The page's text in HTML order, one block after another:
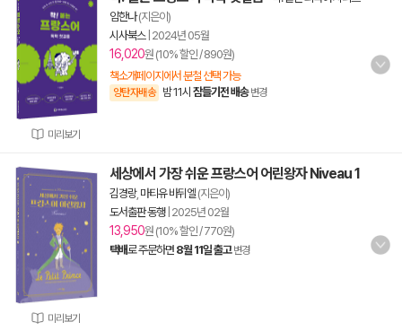
미리보기
임한나(지은이)
시사북스| 2024년 05월
16,020원 (10% 할인 / 890원)
책소개페이지에서 분철 선택 가능
양탄자배송 밤 11시 잠들기전 배송 변경
미리보기
세상에서 가장 쉬운 프랑스어 어린왕자 Niveau 1
김경랑, 마티유 바뒤엘 (지은이)
도서출판 동행| 2025년 02월
13,950원 (10% 할인 / 770원)
택배로 주문하면 8월 11일 출고 변경